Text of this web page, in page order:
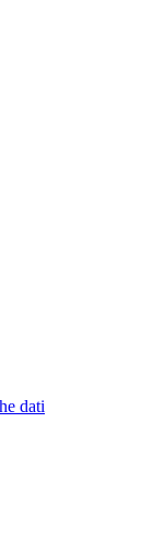
dati